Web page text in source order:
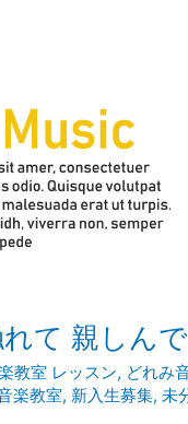
て 親しん
教室 レッスン, どれみ
楽教室, 新入生募集,未